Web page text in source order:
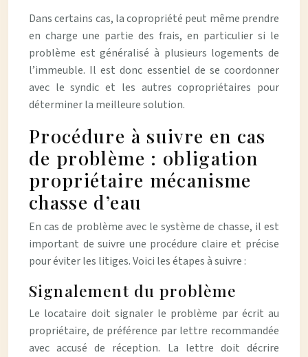
Dans certains cas, la copropriété peut même prendre
en charge une partie des frais, en particulier si le
problème est généralisé à plusieurs logements de
l’immeuble. Il est donc essentiel de se coordonner
avec le syndic et les autres copropriétaires pour
déterminer la meilleure solution.
Procédure à suivre en cas
de problème : obligation
propriétaire mécanisme
chasse d’eau
En cas de problème avec le système de chasse, il est
important de suivre une procédure claire et précise
pour éviter les litiges. Voici les étapes à suivre :
Signalement du problème
Le locataire doit signaler le problème par écrit au
propriétaire, de préférence par lettre recommandée
avec accusé de réception. La lettre doit décrire